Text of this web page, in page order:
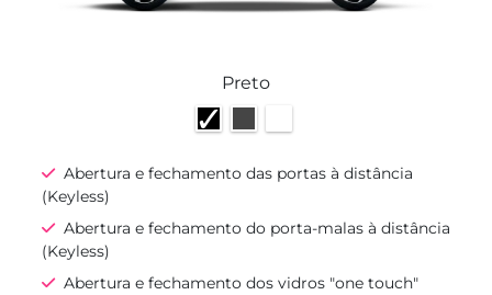
Preto
Abertura e fechamento das portas à distância
(Keyless)
Abertura e fechamento do porta-malas à distância
(Keyless)
Abertura e fechamento dos vidros "one touch"